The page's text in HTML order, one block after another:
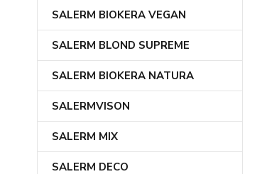
SALERM BIOKERA VEGAN
SALERM BLOND SUPREME
SALERM BIOKERA NATURA
SALERMVISON
SALERM MIX
SALERM DECO